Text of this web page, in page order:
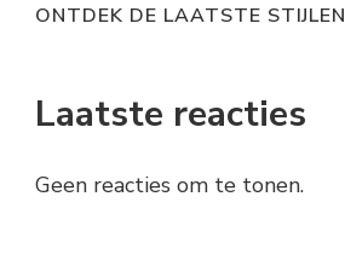
ONTDEK DE LAATSTE STIJLEN
Laatste reacties
Geen reacties om te tonen.